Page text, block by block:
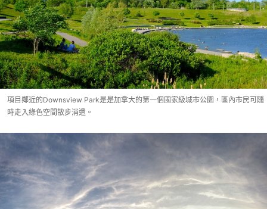
項目鄰近的Downsview Park是是加拿大的第一個國家級城市公園，區內市民可隨
時走入綠色空間散步消遣。